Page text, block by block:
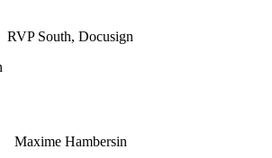
RVP South, Docusign
Maxime Hambersin